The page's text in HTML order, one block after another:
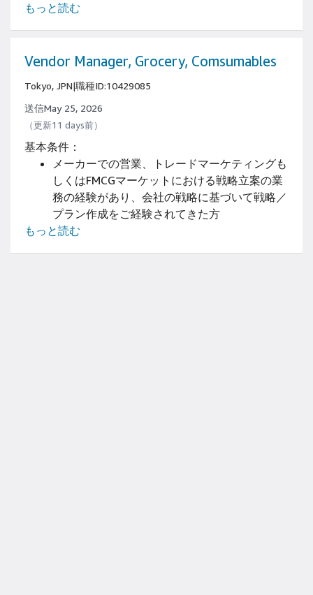
もっと読む
Vendor Manager, Grocery, Comsumables
Tokyo, JPN|職種ID:10429085
送信May 25, 2026
（更新11 days前）
基本条件：
メーカーでの営業、トレードマーケティングも
しくはFMCGマーケットにおける戦略立案の業
務の経験があり、会社の戦略に基づいて戦略／
プラン作成をご経験されてきた方
論理的思考・分析力: ロジカルに考え、自らの
もっと読む